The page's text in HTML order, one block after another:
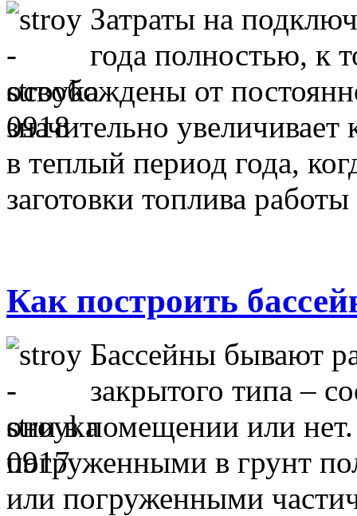
Затраты на
года полностью, к
освобождены от
значительно
в теплый период года,
заготовки топлива работы
Как построить
Бассейны бывают
закрытого типа –
они в помещении или
погруженными в грунт
или погруженными